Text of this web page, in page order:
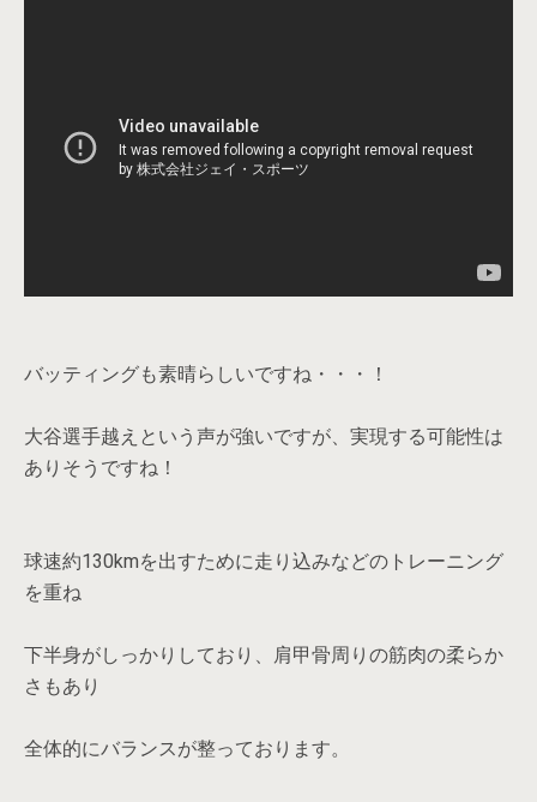
バッティングも素晴らしいですね・・・！
大谷選手越えという声が強いですが、実現する可能性は
ありそうですね！
球速約130kmを出すために走り込みなどのトレーニング
を重ね
下半身がしっかりしており、肩甲骨周りの筋肉の柔らか
さもあり
全体的にバランスが整っております。